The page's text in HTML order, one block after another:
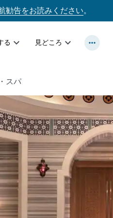
勧告をお読みください。
る 見どころ
スパ